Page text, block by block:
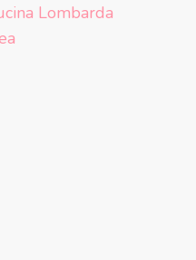
Lombarda